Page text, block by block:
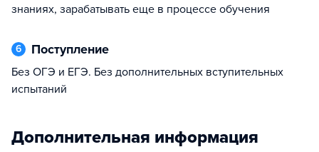
знаниях, зарабатывать еще в процессе обучения
6 Поступление
Без ОГЭ и ЕГЭ. Без дополнительных вступительных
испытаний
Дополнительная информация